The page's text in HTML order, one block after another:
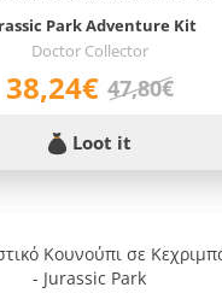
Park Adventure Kit
Doctor Collector
38,24€ 47,80€
Loot it